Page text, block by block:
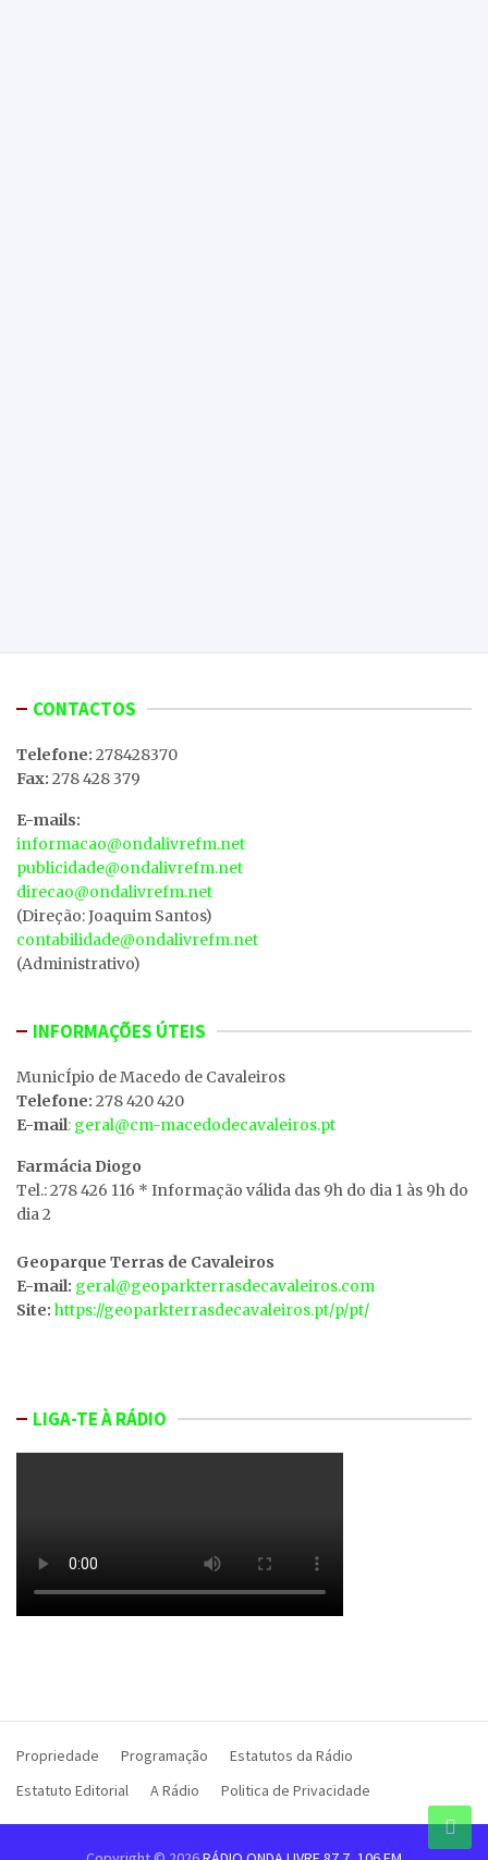
CONTACTOS
Telefone: 278428370
Fax: 278 428 379
E-mails:
informacao@ondalivrefm.net
publicidade@ondalivrefm.net
direcao@ondalivrefm.net
(Direção: Joaquim Santos)
contabilidade@ondalivrefm.net
(Administrativo)
INFORMAÇÕES ÚTEIS
MunicÍpio de Macedo de Cavaleiros
Telefone: 278 420 420
E-mail: geral@cm-macedodecavaleiros.pt
Farmácia Diogo
Tel.: 278 426 116 * Informação válida das 9h do dia 1 às 9h do
dia 2
Geoparque Terras de Cavaleiros
E-mail: geral@geoparkterrasdecavaleiros.com
Site: https://geoparkterrasdecavaleiros.pt/p/pt/
LIGA-TE À RÁDIO
Propriedade Programação
Estatutos da Rádio
Estatuto Editorial
A Rádio Politica de Privacidade